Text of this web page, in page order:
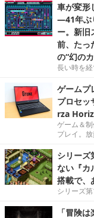
車が変形
―41年ぶ
ー。新旧
前、たっ
の“幻の
長い時を
ゲームプ
プロセッ
rza
ゲーム＆
プレイ。
シリーズ
ない『カ
搭載で、
シリーズ
「冒険